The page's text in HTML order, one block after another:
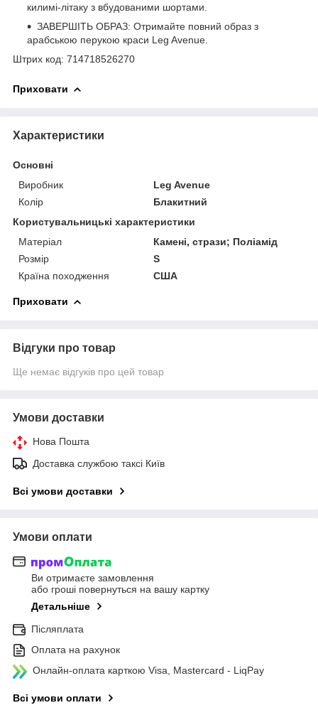
килимі-літаку з вбудованими шортами.
ЗАВЕРШІТЬ ОБРАЗ: Отримайте повний образ з
арабською перукою краси Leg Avenue.
Штрих код: 714718526270
Приховати
Характеристики
Основні
Виробник
Leg Avenue
Колір
Блакитний
Користувальницькі характеристики
Матеріал
Камені, стрази; Поліамід
Розмір
S
Країна походження
США
Приховати
Відгуки про товар
Ще немає відгуків про цей товар
Умови доставки
Нова Пошта
Доставка службою таксі Київ
Всі умови доставки
Умови оплати
Ви отримаєте замовлення
або гроші повернуться на вашу картку
Детальніше
Післяплата
Оплата на рахунок
Онлайн-оплата карткою Visa, Mastercard - LiqPay
Всі умови оплати